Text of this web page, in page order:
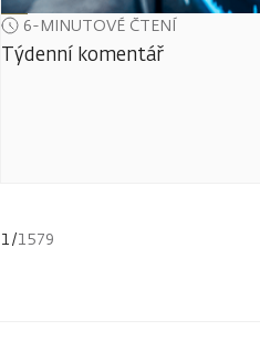
6-MINUTOVÉ ČTENÍ
Týdenní komentář
1/1579